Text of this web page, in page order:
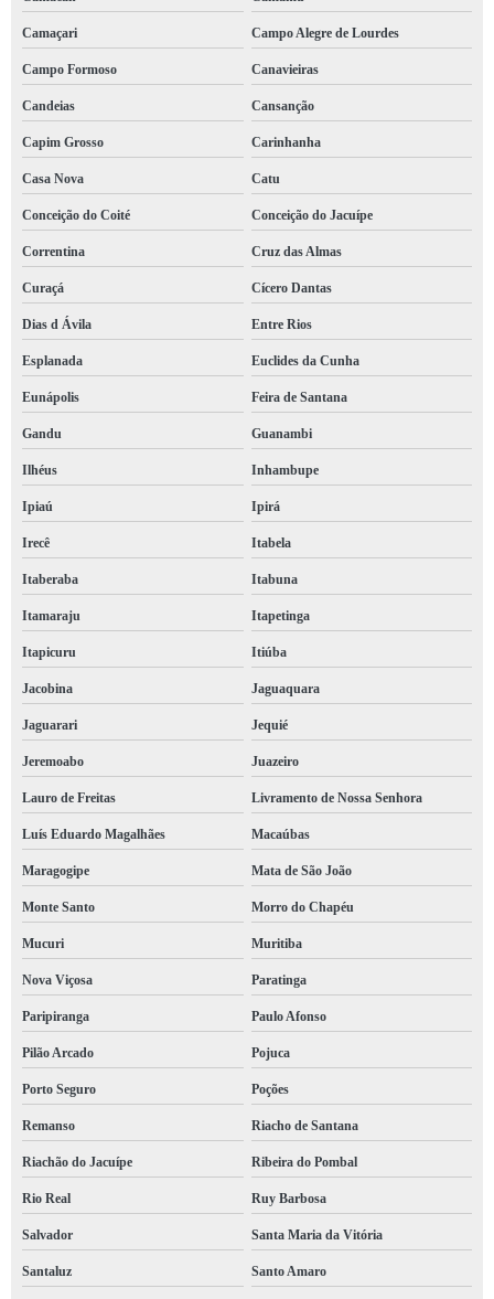
Camaçari Campo Alegre de Lourdes
Campo Formoso Canavieiras
Candeias Cansanção
Capim Grosso Carinhanha
Casa Nova Catu
Conceição do Coité Conceição do Jacuípe
Correntina Cruz das Almas
Curaçá Cícero Dantas
Dias d Ávila Entre Rios
Esplanada Euclides da Cunha
Eunápolis Feira de Santana
Gandu Guanambi
Ilhéus Inhambupe
Ipiaú Ipirá
Irecê Itabela
Itaberaba Itabuna
Itamaraju Itapetinga
Itapicuru Itiúba
Jacobina Jaguaquara
Jaguarari Jequié
Jeremoabo Juazeiro
Lauro de Freitas Livramento de Nossa Senhora
Luís Eduardo Magalhães Macaúbas
Maragogipe Mata de São João
Monte Santo Morro do Chapéu
Mucuri Muritiba
Nova Viçosa Paratinga
Paripiranga Paulo Afonso
Pilão Arcado Pojuca
Porto Seguro Poções
Remanso Riacho de Santana
Riachão do Jacuípe Ribeira do Pombal
Rio Real Ruy Barbosa
Salvador Santa Maria da Vitória
Santaluz Santo Amaro